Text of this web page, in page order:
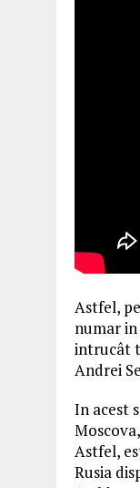
Astfel,
numar in
intrucât
Andrei
In acest
Astfel,
Rusia